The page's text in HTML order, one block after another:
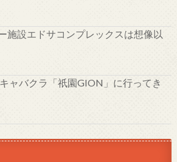
施設エドサコンプレックスは想像以
ャバクラ「祇園GION」に行ってき